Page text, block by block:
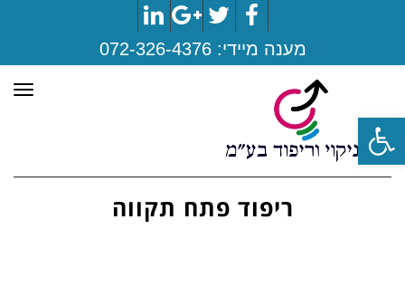
פתח סרגל נגישות
Facebook
Twitter
Google+
LinkedIn
מענה מיידי:072-326-4376
ריפוד פתח תקווה